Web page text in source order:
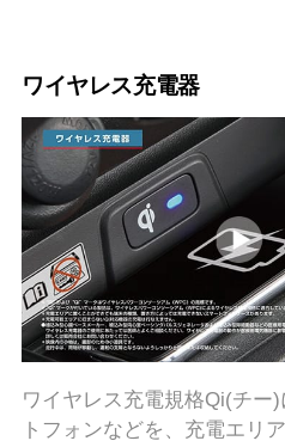
ワイヤレス充電器
ワイヤレス充電規格Qi(チー
トフォンなどを、充電エリ